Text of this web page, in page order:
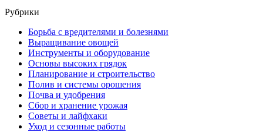
Рубрики
Борьба с вредителями и болезнями
Выращивание овощей
Инструменты и оборудование
Основы высоких грядок
Планирование и строительство
Полив и системы орошения
Почва и удобрения
Сбор и хранение урожая
Советы и лайфхаки
Уход и сезонные работы